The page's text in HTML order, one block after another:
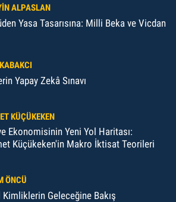
ALPASLAN
Yasa Tasarısına: Milli Beka ve Vicdan
Yapay Zekâ Sınavı
KÜÇÜKEKEN
Ekonomisinin Yeni Yol Haritası:
Küçükeken'in Makro İktisat Teorileri
ÖNCÜ
Geleceğine Bakış